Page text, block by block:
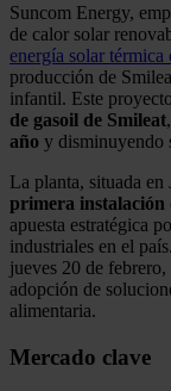
Suncom Energy,
de calor solar
energía solar térmica
producción de
infantil. Este proyecto
de gasoil de Smileat
año y disminuyendo
La planta, situada en
primera instalación
apuesta estratégica
industriales en el
jueves 20 de
adopción de
alimentaria.
Mercado clave